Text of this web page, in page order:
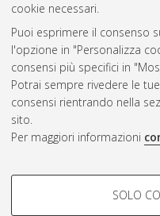
cookie necessari.
Puoi esprimere il consenso
l'opzione in "Personalizza
consensi più specifici in
Potrai sempre rivedere le
consensi rientrando nella
sito.
Per maggiori informazioni
COOKIE DI
SOLO
Atom
Rss 1.0
Rss 2.0
AMS Laurea
Impostazioni Cookie
Informativa sulla privacy